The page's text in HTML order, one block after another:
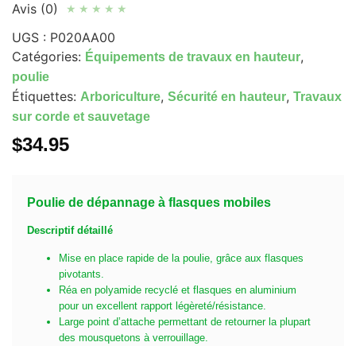
Avis (0) ★ ★ ★ ★ ★
UGS : P020AA00
Catégories: Équipements de travaux en hauteur,
poulie
Étiquettes: Arboriculture, Sécurité en hauteur, Travaux
sur corde et sauvetage
$34.95
Poulie de dépannage à flasques mobiles
Descriptif détaillé
Mise en place rapide de la poulie, grâce aux flasques
pivotants.
Réa en polyamide recyclé et flasques en aluminium
pour un excellent rapport légèreté/résistance.
Large point d’attache permettant de retourner la plupart
des mousquetons à verrouillage.